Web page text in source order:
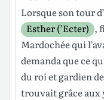
Lorsque sontour
Esther (’Ecter) ,
Mardochéequi
demandaquece
duroietgardien
trouvaitgrâceaux